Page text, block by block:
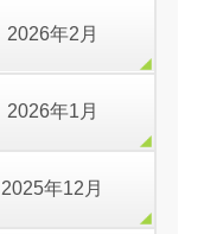
2026年2月
2026年1月
2025年12月